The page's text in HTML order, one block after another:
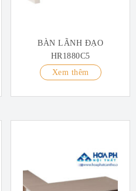
BÀN LÃNH ĐẠO
HR1880C5
Xem thêm